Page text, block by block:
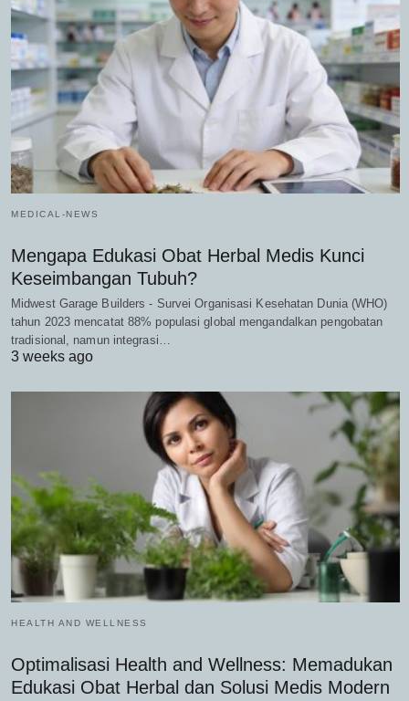
MEDICAL-NEWS
Mengapa Edukasi Obat Herbal Medis Kunci
Keseimbangan Tubuh?
Midwest Garage Builders - Survei Organisasi Kesehatan Dunia (WHO)
tahun 2023 mencatat 88% populasi global mengandalkan pengobatan
tradisional, namun integrasi…
3 weeks ago
HEALTH AND WELLNESS
Optimalisasi Health and Wellness: Memadukan
Edukasi Obat Herbal dan Solusi Medis Modern